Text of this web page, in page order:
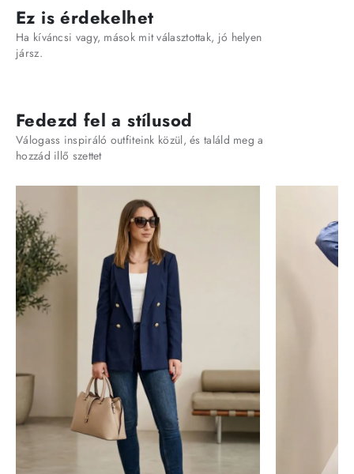
Ez is érdekelhet
Ha kíváncsi vagy, mások mit választottak, jó helyen
jársz.
Fedezd fel a stílusod
Válogass inspiráló outfiteink közül, és találd meg a
hozzád illő szettet